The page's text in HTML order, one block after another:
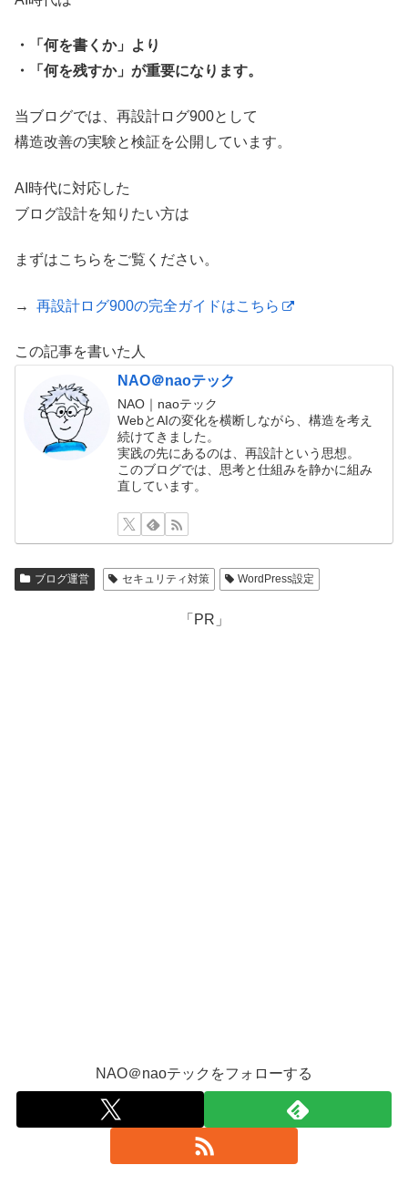
・「何を書くか」より
・「何を残すか」が重要になります。
当ブログでは、再設計ログ900として
構造改善の実験と検証を公開しています。
AI時代に対応した
ブログ設計を知りたい方は
まずはこちらをご覧ください。
→ 再設計ログ900の完全ガイドはこちら
この記事を書いた人
NAO＠naoテック
NAO｜naoテック
WebとAIの変化を横断しながら、構造を考え
続けてきました。
実践の先にあるのは、再設計という思想。
このブログでは、思考と仕組みを静かに組み
直しています。
ブログ運営 セキュリティ対策 WordPress設定
「PR」
NAO＠naoテックをフォローする